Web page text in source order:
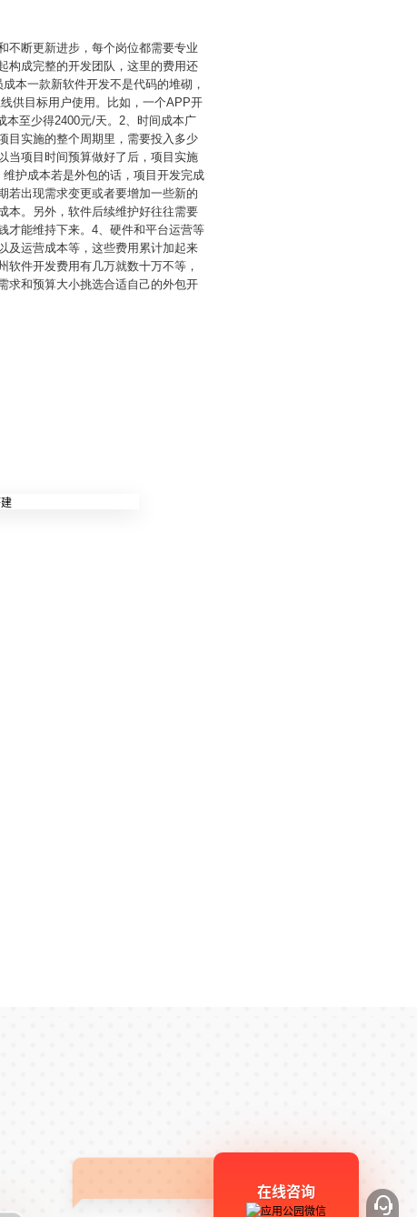
不断更新进步，每个岗位都需要专业
构成完整的开发团队，这里的费用还
本一款新软件开发不是代码的堆砌，
供目标用户使用。比如，一个APP开
本至少得2400元/天。2、时间成本广
目实施的整个周期里，需要投入多少
当项目时间预算做好了后，项目实施
护成本若是外包的话，项目开发完成
若出现需求变更或者要增加一些新的
本。另外，软件后续维护好往往需要
才能维持下来。4、硬件和平台运营等
及运营成本等，这些费用累计加起来
件开发费用有几万就数十万不等，
求和预算大小挑选合适自己的外包开
在线咨询